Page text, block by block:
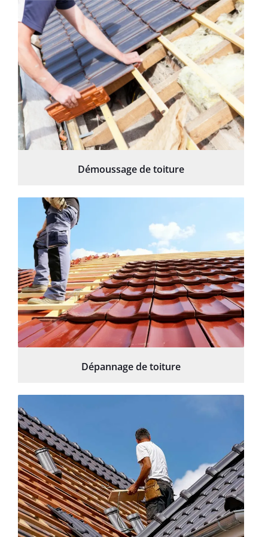
Démoussage de toiture
Dépannage de toiture